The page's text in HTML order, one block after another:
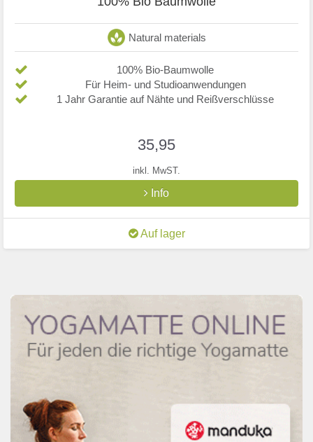
Natural materials
100% Bio-Baumwolle
Für Heim- und Studioanwendungen
1 Jahr Garantie auf Nähte und Reißverschlüsse
35,95
inkl. MwST.
Info
Auf lager